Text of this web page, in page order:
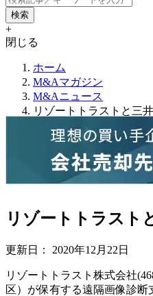
+
閉じる
ホーム
M&Aマガジン
M&Aニュース
リゾートトラストと三
リゾートトラスト
更新日： 2020年12月22日
リゾートトラスト株式会社
区）が保有する遠隔画像診